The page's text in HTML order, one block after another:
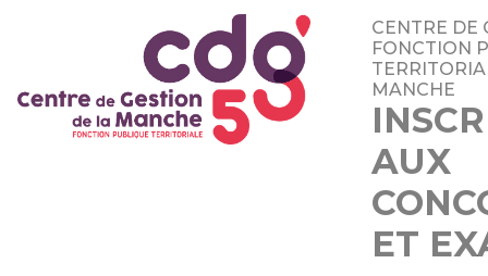
CENTRE DE
FONCTION
MANCHE
AUX
ET